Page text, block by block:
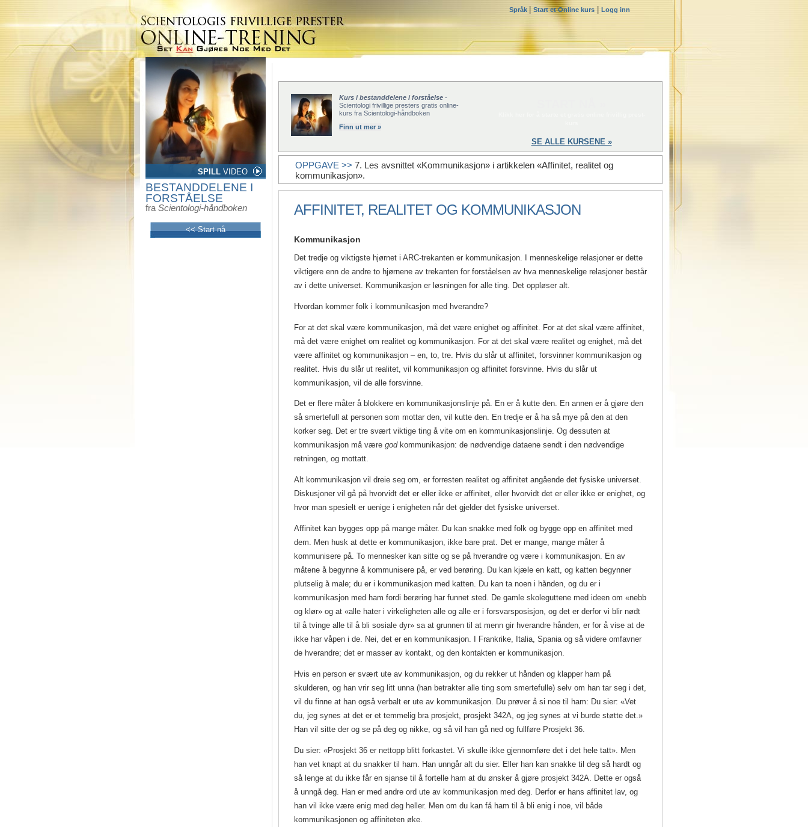
Språk Start et Online kurs Logg inn
SPILL VIDEO
BESTANDDELENE I
FORSTÅELSE
fra Scientologi-håndboken
<< Start nå
Kurs i bestanddelene i forståelse -
Scientologi frivillige presters gratis online-
kurs fra Scientologi-håndboken
Finn ut mer »
SE ALLE KURSENE »
OPPGAVE >> 7. Les avsnittet «Kommunikasjon» i artikkelen «Affinitet, realitet og
kommunikasjon».
AFFINITET, REALITET OG KOMMUNIKASJON
Kommunikasjon
Det tredje og viktigste hjørnet i ARC-trekanten er kommunikasjon. I menneskelige relasjoner er dette
viktigere enn de andre to hjørnene av trekanten for forståelsen av hva menneskelige relasjoner består
av i dette universet. Kommunikasjon er løsningen for alle ting. Det oppløser alt.
Hvordan kommer folk i kommunikasjon med hverandre?
For at det skal være kommunikasjon, må det være enighet og affinitet. For at det skal være affinitet,
må det være enighet om realitet og kommunikasjon. For at det skal være realitet og enighet, må det
være affinitet og kommunikasjon – en, to, tre. Hvis du slår ut affinitet, forsvinner kommunikasjon og
realitet. Hvis du slår ut realitet, vil kommunikasjon og affinitet forsvinne. Hvis du slår ut
kommunikasjon, vil de alle forsvinne.
Det er flere måter å blokkere en kommunikasjonslinje på. En er å kutte den. En annen er å gjøre den
så smertefull at personen som mottar den, vil kutte den. En tredje er å ha så mye på den at den
korker seg. Det er tre svært viktige ting å vite om en kommunikasjonslinje. Og dessuten at
kommunikasjon må være godkommunikasjon: de nødvendige dataene sendt i den nødvendige
retningen, og mottatt.
Alt kommunikasjon vil dreie seg om, er forresten realitet og affinitet angående det fysiske universet.
Diskusjoner vil gå på hvorvidt det er eller ikke er affinitet, eller hvorvidt det er eller ikke er enighet, og
hvor man spesielt er uenige i enigheten når det gjelder det fysiske universet.
Affinitet kan bygges opp på mange måter. Du kan snakke med folk og bygge opp en affinitet med
dem. Men husk at dette er kommunikasjon, ikke bare prat. Det er mange, mange måter å
kommunisere på. To mennesker kan sitte og se på hverandre og være i kommunikasjon. En av
måtene å begynne å kommunisere på, er ved berøring. Du kan kjæle en katt, og katten begynner
plutselig å male; du er i kommunikasjon med katten. Du kan ta noen i hånden, og du er i
kommunikasjon med ham fordi berøring har funnet sted. De gamle skoleguttene med ideen om «nebb
og klør» og at «alle hater i virkeligheten alle og alle er i forsvarsposisjon, og det er derfor vi blir nødt
til å tvinge alle til å bli sosiale dyr» sa at grunnen til at menn gir hverandre hånden, er for å vise at de
ikke har våpen i de. Nei, det er en kommunikasjon. I Frankrike, Italia, Spania og så videre omfavner
de hverandre; det er masser av kontakt, og den kontakten er kommunikasjon.
Hvis en person er svært ute av kommunikasjon, og du rekker ut hånden og klapper ham på
skulderen, og han vrir seg litt unna (han betrakter alle ting som smertefulle) selv om han tar seg i det,
vil du finne at han også verbalt er ute av kommunikasjon. Du prøver å si noe til ham: Du sier: «Vet
du, jeg synes at det er et temmelig bra prosjekt, prosjekt 342A, og jeg synes at vi burde støtte det.»
Han vil sitte der og se på deg og nikke, og så vil han gå ned og fullføre Prosjekt 36.
Du sier: «Prosjekt 36 er nettopp blitt forkastet. Vi skulle ikke gjennomføre det i det hele tatt». Men
han vet knapt at du snakker til ham. Han unngår alt du sier. Eller han kan snakke til deg så hardt og
så lenge at du ikke får en sjanse til å fortelle ham at du ønsker å gjøre prosjekt 342A. Dette er også
å unngå deg. Han er med andre ord ute av kommunikasjon med deg. Derfor er hans affinitet lav, og
han vil ikke være enig med deg heller. Men om du kan få ham til å bli enig i noe, vil både
kommunikasjonen og affiniteten øke.